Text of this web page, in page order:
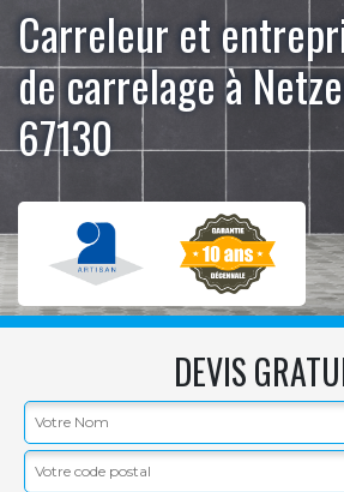
Carreleur et
de carrelage à
67130
DEVIS